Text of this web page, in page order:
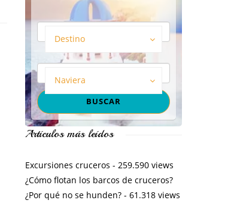
Destino
Naviera
Artículos más leídos
Excursiones cruceros - 259.590 views
¿Cómo flotan los barcos de cruceros?
¿Por qué no se hunden?- 61.318 views